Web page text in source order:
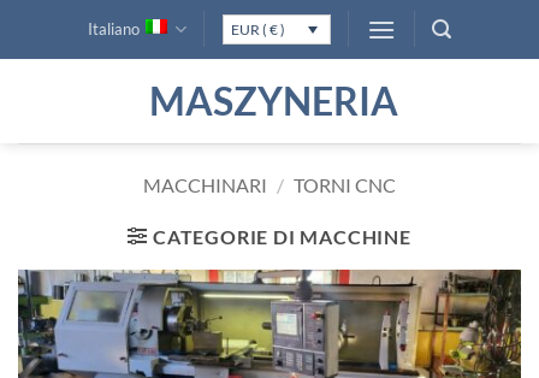
Italiano EUR ( € )
MASZYNERIA
MACCHINARI / TORNI CNC
CATEGORIE DI MACCHINE